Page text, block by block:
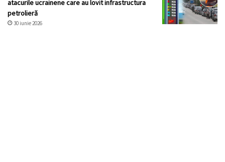
atacurile ucrainene care au lovit infrastructura
petrolieră
30 iunie 2026